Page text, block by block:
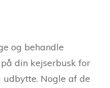
og behandle
din kejserbusk for
udbytte. Nogle af de